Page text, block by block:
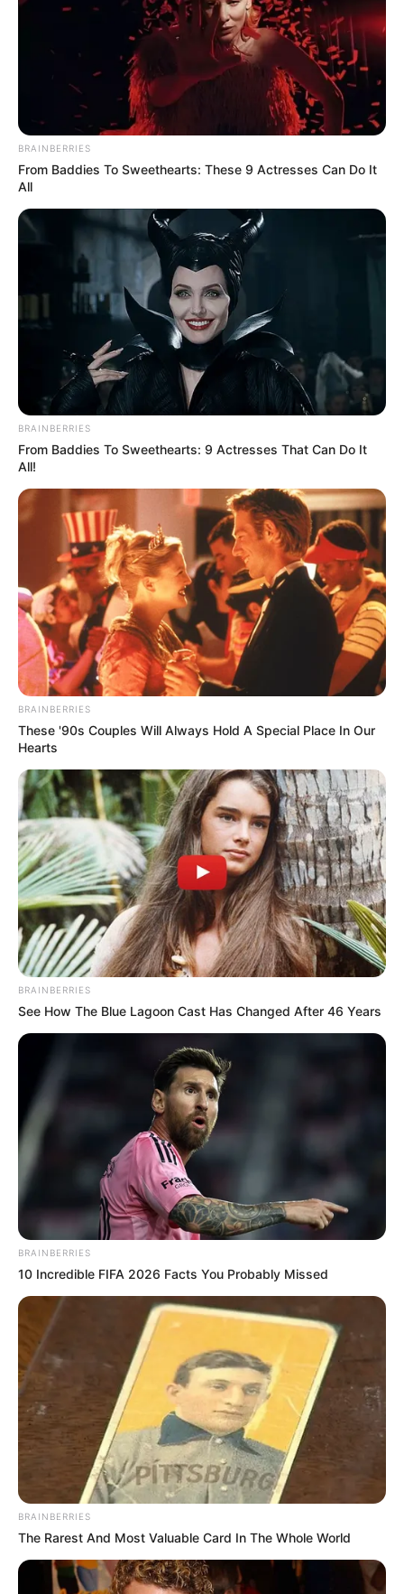
BRAINBERRIES
From Baddies To Sweethearts: These 9 Actresses Can Do It
All
BRAINBERRIES
From Baddies To Sweethearts: 9 Actresses That Can Do It
All!
BRAINBERRIES
These '90s Couples Will Always Hold A Special Place In Our
Hearts
BRAINBERRIES
See How The Blue Lagoon Cast Has Changed After 46 Years
BRAINBERRIES
10 Incredible FIFA 2026 Facts You Probably Missed
BRAINBERRIES
The Rarest And Most Valuable Card In The Whole World